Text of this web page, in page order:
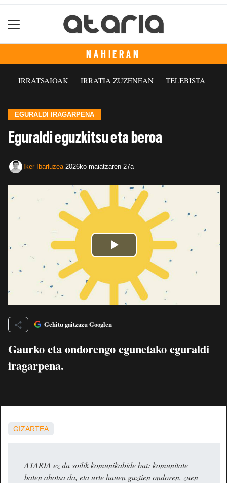
NAHIERAN
IRRATSAIOAK IRRATIA ZUZENEAN TELEBISTA
EGURALDI IRAGARPENA
Eguraldi eguzkitsu eta beroa
Iker Ibarluzea 2026ko maiatzaren 27a
Gehitu gaitzazu Googlen
Gaurko eta ondorengo egunetako eguraldi
iragarpena.
GIZARTEA
ATARIA ez da soilik komunikabide bat: komunitate
baten ahotsa da, eta urte hauen guztien ondoren, zuen